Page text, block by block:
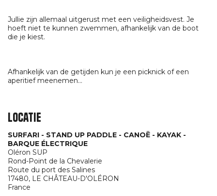
Jullie zijn allemaal uitgerust met een veiligheidsvest. Je
hoeft niet te kunnen zwemmen, afhankelijk van de boot
die je kiest.
Afhankelijk van de getijden kun je een picknick of een
aperitief meenemen...
Locatie
SURFARI - STAND UP PADDLE - CANOË - KAYAK -
BARQUE ÉLECTRIQUE
Oléron SUP
Rond-Point de la Chevalerie
Route du port des Salines
17480, LE CHÂTEAU-D'OLÉRON
France